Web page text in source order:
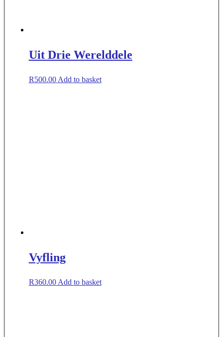
Uit Drie Werelddele
R500.00 Add to basket
Vyfling
R360.00 Add to basket